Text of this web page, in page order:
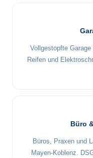
Vollgestopfte
Reifen und
Büro
Büros, Praxen und
Mayen-Koblenz.